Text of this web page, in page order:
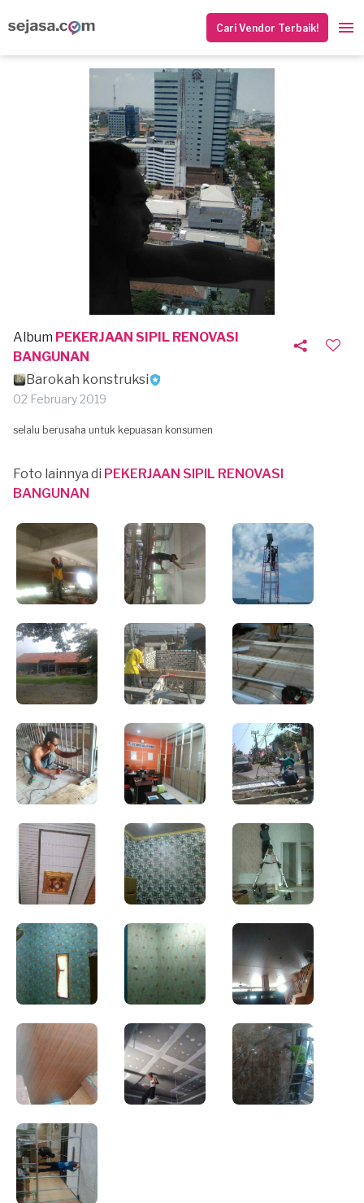
Cari Vendor Terbaik!
Album PEKERJAAN SIPIL RENOVASI
BANGUNAN
Barokah konstruksi
02 February 2019
selalu berusaha untuk kepuasan konsumen
Foto lainnya di PEKERJAAN SIPIL RENOVASI
BANGUNAN